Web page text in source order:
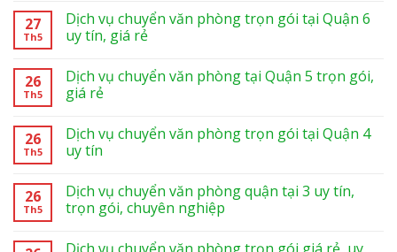
27
Th5
Dịch vụ chuyển văn phòng trọn gói tại Quận 6
uy tín, giá rẻ
26
Th5
Dịch vụ chuyển văn phòng tại Quận 5 trọn gói,
giá rẻ
26
Th5
Dịch vụ chuyển văn phòng trọn gói tại Quận 4
uy tín
26
Th5
Dịch vụ chuyển văn phòng quận tại 3 uy tín,
trọn gói, chuyên nghiệp
Dịch vụ chuyển văn phòng trọn gói giá rẻ, uy